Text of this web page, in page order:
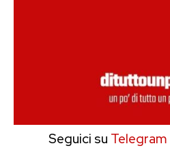
Seguici su Telegram